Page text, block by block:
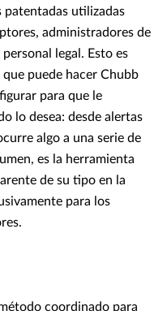
patentadas utilizadas
administradores de
legal. Esto es
puede hacer Chubb
para que le
lo desea: desde alertas
algo a una serie de
es la herramienta
de su tipo en la
para los
coordinado para